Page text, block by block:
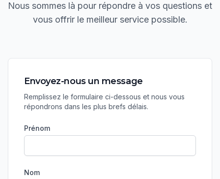
Nous sommes là pour répondre à vos questions et
vous offrir le meilleur service possible.
Envoyez-nous un message
Remplissez le formulaire ci-dessous et nous vous
répondrons dans les plus brefs délais.
Prénom
Nom